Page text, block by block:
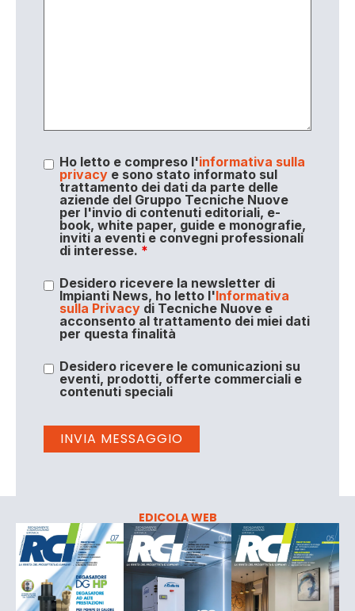
Ho letto e compreso l'informativa sulla
privacye sono stato informato sul
trattamento dei dati da parte delle
aziende del Gruppo Tecniche Nuove
per l'invio di contenuti editoriali, e-
book, white paper, guide e monografie,
inviti a eventi e convegni professionali
di interesse. *
Desidero ricevere la newsletter di
Impianti News, ho letto l'Informativa
sulla Privacydi Tecniche Nuove e
acconsento al trattamento dei miei dati
per questa finalità
Desidero ricevere le comunicazioni su
eventi, prodotti, offerte commerciali e
contenuti speciali
EDICOLA WEB